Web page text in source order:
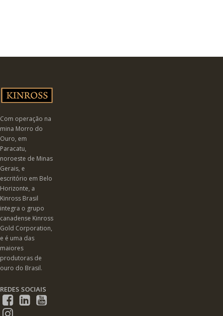
Com operação na
mina Morro do
Ouro, em
Paracatu,
noroeste de Minas
Gerais, e
escritório em Belo
Horizonte, a
Kinross Brasil
integra o grupo
canadense Kinross
Gold Corporation,
e é uma das
maiores
produtoras de
ouro do Brasil.
REDES SOCIAIS